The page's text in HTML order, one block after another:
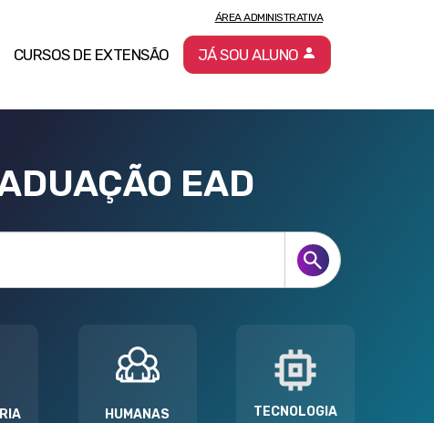
CURSOS DE EXTENSÃO
ÁREA ADMINISTRATIVA
JÁ SOU ALUNO
EAD
HUMANAS TECNOLOGIA